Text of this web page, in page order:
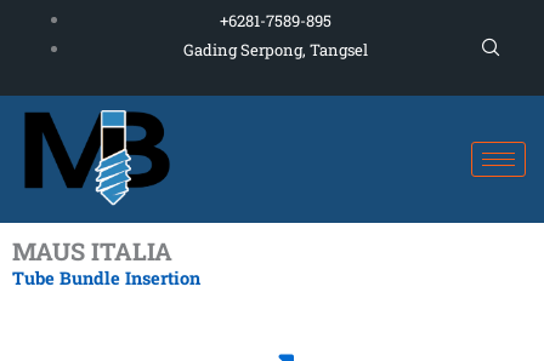
+6281-7589-895
Gading Serpong, Tangsel
MAUS ITALIA
Tube Bundle Insertion